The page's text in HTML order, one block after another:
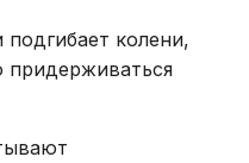
колени,
придерживаться